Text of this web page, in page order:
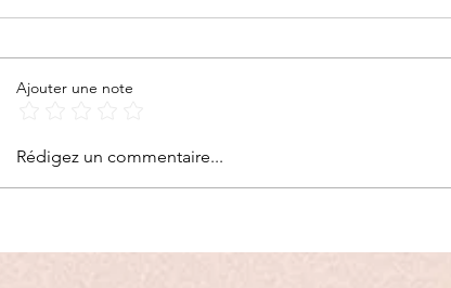
Reprendre confiance quand tu
t’es perdu(e) en route
plus rien
Ajouter une note
Rédigez un commentaire...